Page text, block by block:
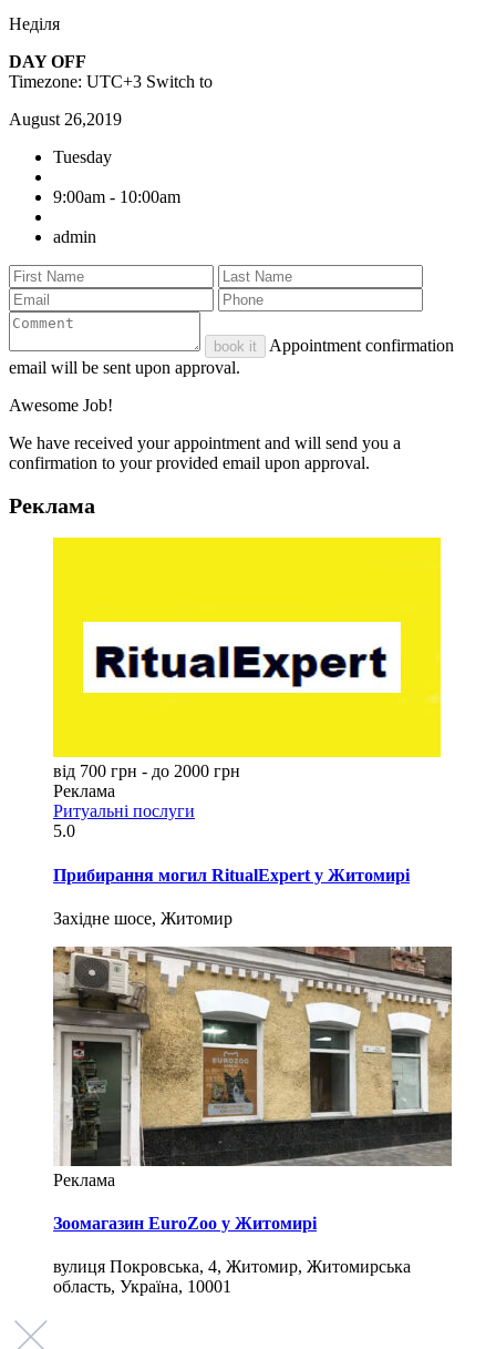
Неділя
DAY OFF
Timezone: UTC+3 Switch to
August 26,2019
Tuesday
9:00am - 10:00am
admin
book it
Appointment confirmation
email will be sent upon approval.
Awesome Job!
We have received your appointment and will send you a
confirmation to your provided email upon approval.
Реклама
від 700 грн - до 2000 грн
Реклама
Ритуальні послуги
5.0
Прибирання могил RitualExpert у Житомирі
Західне шосе, Житомир
Реклама
Зоомагазин EuroZoo у Житомирі
вулиця Покровська, 4, Житомир, Житомирська
область, Україна, 10001